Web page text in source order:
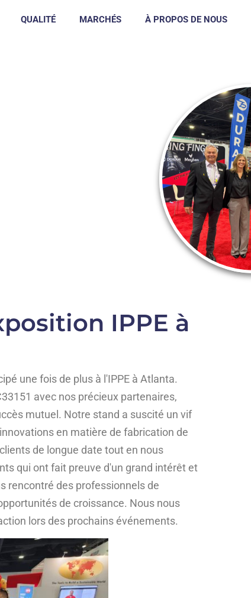
QUALITÉ MARCHÉS À PROPOS DE NOUS
IPPE à
une fois de plus à l'IPPE à Atlanta.
avec nos précieux partenaires,
mutuel. Notre stand a suscité un vif
en matière de fabrication de
de longue date tout en nous
qui ont fait preuve d'un grand intérêt et
rencontré des professionnels de
de croissance. Nous nous
lors des prochains événements.